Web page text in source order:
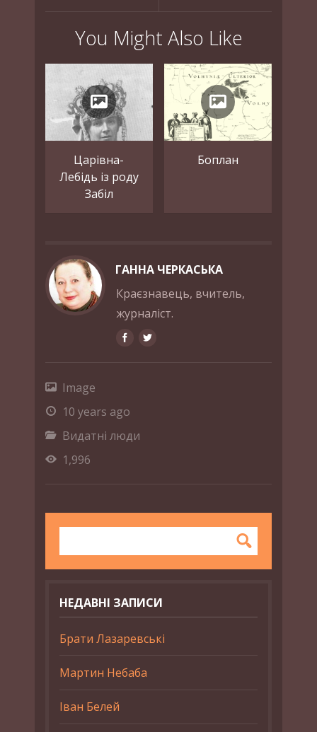
You Might Also Like
Царівна-
Лебідь із роду
Забіл
Боплан
ГАННА ЧЕРКАСЬКА
Краєзнавець, вчитель,
журналіст.
Image
10 years ago
Видатні люди
1,996
НЕДАВНІ ЗАПИСИ
Брати Лазаревські
Мартин Небаба
Іван Белей